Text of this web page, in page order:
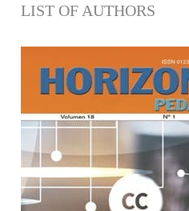
LIST OF AUTHORS
Barra lateral del artículo